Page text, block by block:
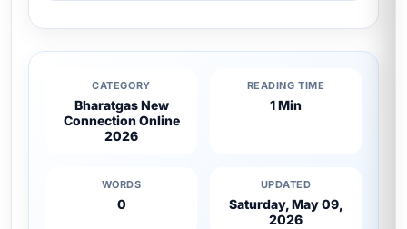
CATEGORY
Bharatgas New
Connection Online
2026
READING TIME
1 Min
WORDS
0
UPDATED
Saturday, May 09,
2026